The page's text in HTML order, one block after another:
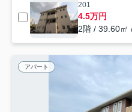
201
4.5万円
2階 / 39.60㎡
アパート